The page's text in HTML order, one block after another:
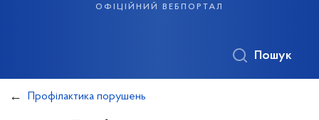
офіційний вебпортал
Пошук
Профілактика порушень